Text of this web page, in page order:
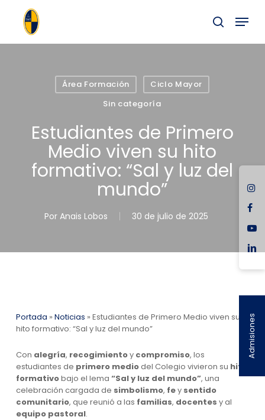
buscar
Menu
Área Formación
Ciclo Mayor
Sin categoría
Estudiantes de Primero
Medio viven su hito
formativo: “Sal y luz del
mundo”
Por Anais Lobos 30 de julio de 2025
Portada » Noticias » Estudiantes de Primero Medio viven su
hito formativo: “Sal y luz del mundo”
Con alegría, recogimientoy compromiso, los
estudiantes de primero mediodel Colegio vivieron su hito
formativobajo el lema “Sal y luz del mundo”, una
celebración cargada de simbolismo, fey sentido
comunitario, que reunió a las familias, docentes y al
equipo pastoral.
Admisiones
Menu